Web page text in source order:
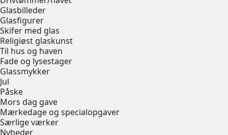
Glasbilleder
Glasfigurer
Skifer med glas
Religiøst glaskunst
Til hus og haven
Fade og lysestager
Glassmykker
Jul
Påske
Mors dag gave
Mærkedage og specialopgaver
Særlige værker
Nyheder